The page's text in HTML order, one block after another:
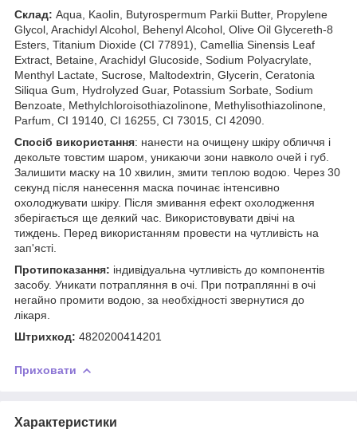
Склад: Aqua, Kaolin, Butyrospermum Parkii Butter, Propylene
Glycol, Arachidyl Alcohol, Behenyl Alcohol, Olive Oil Glycereth-8
Esters, Titanium Dioxide (CI 77891), Camellia Sinensis Leaf
Extract, Betaine, Arachidyl Glucoside, Sodium Polyacrylate,
Menthyl Lactate, Sucrose, Maltodextrin, Glycerin, Ceratonia
Siliqua Gum, Hydrolyzed Guar, Potassium Sorbate, Sodium
Benzoate, Methylchloroisothiazolinone, Methylisothiazolinone,
Parfum, CI 19140, CI 16255, CI 73015, CI 42090.
Спосіб використання: нанести на очищену шкіру обличчя і
декольте товстим шаром, уникаючи зони навколо очей і губ.
Залишити маску на 10 хвилин, змити теплою водою. Через 30
секунд після нанесення маска починає інтенсивно
охолоджувати шкіру. Після змивання ефект охолодження
зберігається ще деякий час. Використовувати двічі на
тиждень. Перед використанням провести на чутливість на
зап'ясті.
Протипоказання: індивідуальна чутливість до компонентів
засобу. Уникати потрапляння в очі. При потраплянні в очі
негайно промити водою, за необхідності звернутися до
лікаря.
Штрихкод: 4820200414201
Приховати
Характеристики